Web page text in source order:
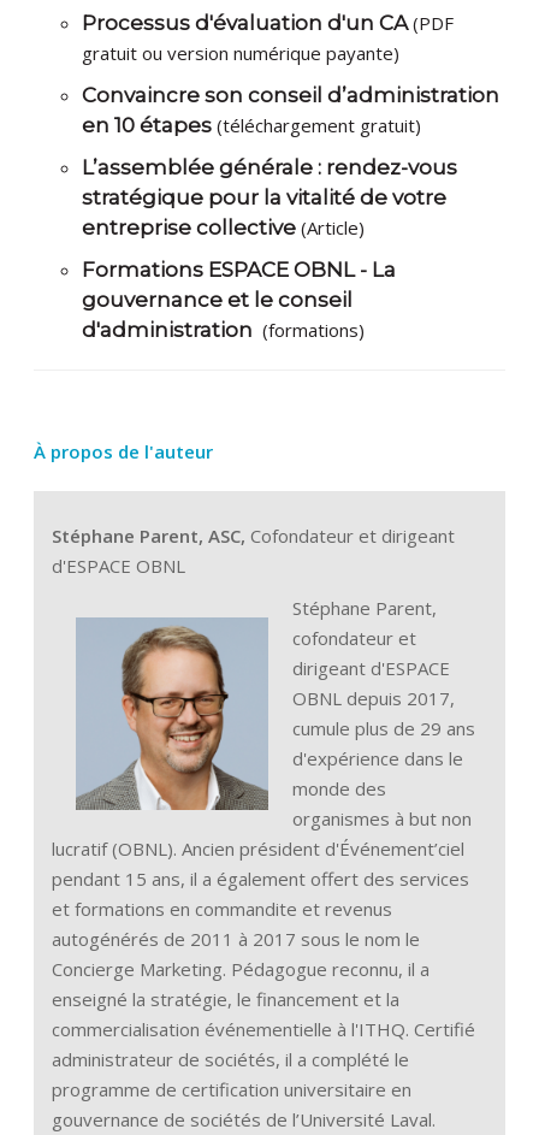
Processus d'évaluation d'un CA(PDF
gratuit ou version numérique payante)
Convaincre son conseil d’administration
en 10 étapes (téléchargement gratuit)
L’assemblée générale : rendez-vous
stratégique pour la vitalité de votre
entreprise collective (Article)
Formations ESPACE OBNL - La
gouvernance et le conseil
d'administration (formations)
À propos de l'auteur
Stéphane Parent, ASC,Cofondateur et dirigeant
d'ESPACE OBNL
Stéphane Parent,
cofondateur et
dirigeant d'ESPACE
OBNL depuis 2017,
cumule plus de 29 ans
d'expérience dans le
monde des
organismes à but non
lucratif (OBNL). Ancien président d'Événement’ciel
pendant 15 ans, il a également offert des services
et formations en commandite et revenus
autogénérés de 2011 à 2017 sous le nom le
Concierge Marketing. Pédagogue reconnu, il a
enseigné la stratégie, le financement et la
commercialisation événementielle à l'ITHQ. Certifié
administrateur de sociétés, il a complété le
programme de certification universitaire en
gouvernance de sociétés de l’Université Laval.